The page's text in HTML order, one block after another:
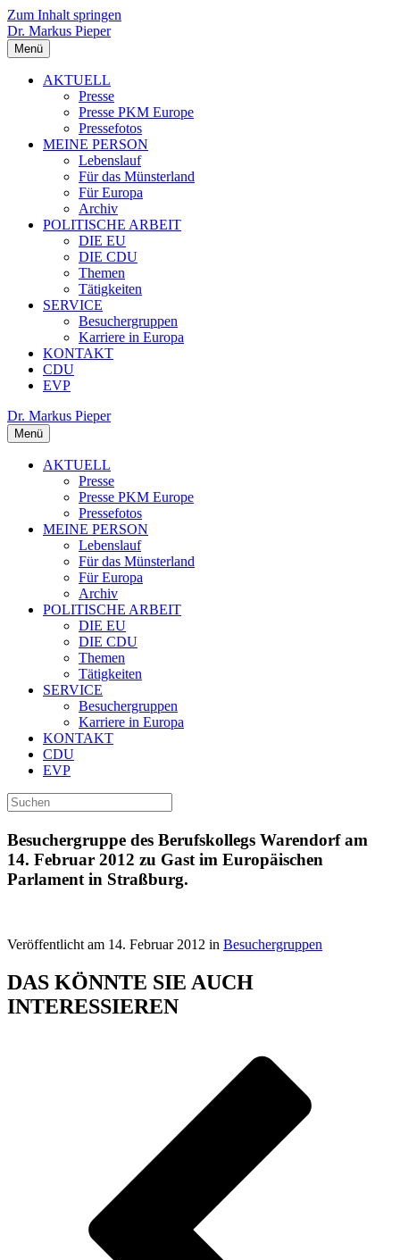
Zum Inhalt springen
Dr. Markus Pieper
Menü
AKTUELL
Presse
Presse PKM Europe
Pressefotos
MEINE PERSON
Lebenslauf
Für das Münsterland
Für Europa
Archiv
POLITISCHE ARBEIT
DIE EU
DIE CDU
Themen
Tätigkeiten
SERVICE
Besuchergruppen
Karriere in Europa
KONTAKT
CDU
EVP
Dr. Markus Pieper
Menü
AKTUELL
Presse
Presse PKM Europe
Pressefotos
MEINE PERSON
Lebenslauf
Für das Münsterland
Für Europa
Archiv
POLITISCHE ARBEIT
DIE EU
DIE CDU
Themen
Tätigkeiten
SERVICE
Besuchergruppen
Karriere in Europa
KONTAKT
CDU
EVP
Besuchergruppe des Berufskollegs Warendorf am
14. Februar 2012 zu Gast im Europäischen
Parlament in Straßburg.
Veröffentlicht am 14. Februar 2012 in Besuchergruppen
DAS KÖNNTE SIE AUCH
INTERESSIEREN